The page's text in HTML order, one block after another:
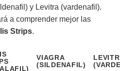
y Levitra (vardenafil).
a comprender mejor las
Strips.
VIAGRA
(SILDENAFIL)